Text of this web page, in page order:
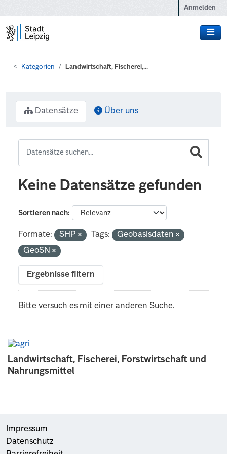
Anmelden
Kategorien Landwirtschaft, Fischerei,...
Landwirtschaft, Fischerei, Forstwirtschaft und
Nahrungsmittel
Datensätze Über uns
Keine Datensätze gefunden
Sortieren nach
Formate: SHP Tags:
Geobasisdaten
GeoSN
Ergebnisse filtern
Bitte versuch es mit einer anderen Suche.
Impressum
Datenschutz